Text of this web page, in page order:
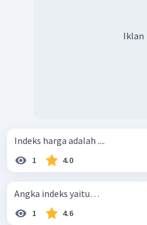
Iklan
Indeks harga adalah ....
1 4.0
Angka indeks yaitu…
1 4.6